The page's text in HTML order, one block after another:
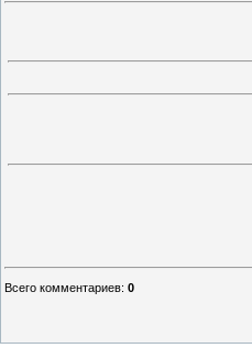
Всего комментариев: 0